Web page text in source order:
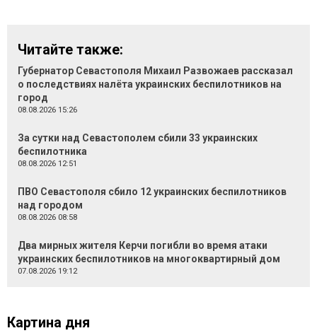
Читайте также:
Губернатор Севастополя Михаил Развожаев рассказал
о последствиях налёта украинских беспилотников на
город
08.08.2026 15:26
За сутки над Севастополем сбили 33 украинских
беспилотника
08.08.2026 12:51
ПВО Севастополя сбило 12 украинских беспилотников
над городом
08.08.2026 08:58
Два мирных жителя Керчи погибли во время атаки
украинских беспилотников на многоквартирный дом
07.08.2026 19:12
Картина дня